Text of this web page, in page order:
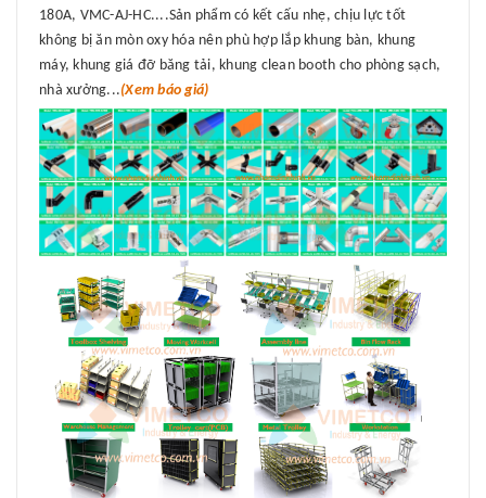
180A, VMC-AJ-HC....Sản phẩm có kết cấu nhẹ, chịu lực tốt
không bị ăn mòn oxy hóa nên phù hợp lắp khung bàn, khung
máy, khung giá đỡ băng tải, khung clean booth cho phòng sạch,
nhà xưởng...(Xem báo giá)